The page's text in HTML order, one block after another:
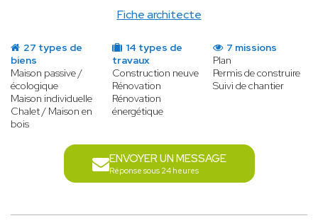
Fiche architecte
27 types de
biens
Maison passive /
écologique
Maison individuelle
Chalet / Maison en
bois
14 types de
travaux
Construction neuve
Rénovation
Rénovation
énergétique
7 missions
Plan
Permis de construire
Suivi de chantier
ENVOYER UN MESSAGE
Réponse sous 24 heures